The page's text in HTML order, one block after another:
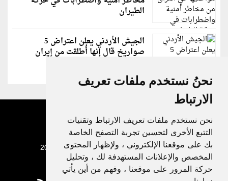
نحنُ نستخدم ملفات تعريف
الارتباط
نحن نستخدم ملفات تعريف الارتباط وتقنيات
التتبع الأخرى لتحسين تجربة التصفح الخاصة
بك على موقعنا الإلكتروني ، ولإظهار المحتوى
المخصص والإعلانات المستهدفة لك ، وتحليل
حركة المرور على موقعنا ، وفهم من أين يأتي
الطيران
الجيش الأردني يعلن اعتراض 5
صواريخ قال إنها أُطلقت من إيران
جميع الحقوق محفوظة لدنيا الوطن © 2003 - 2022